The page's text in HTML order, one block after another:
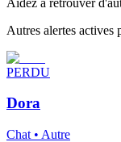
Autres alertes actives
PERDU
Dora
Chat • Autre